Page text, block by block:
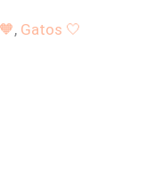
, Gatos 🤍